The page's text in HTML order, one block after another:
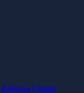
Rebecka Lindhe